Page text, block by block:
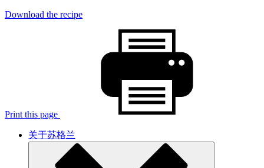
Download the recipe
Print this page
关于苏格兰